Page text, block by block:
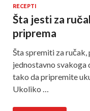
RECEPTI
Šta jesti za
priprema
Šta spremiti za ručak,
jednostavno svakoga
tako da pripremite
Ukoliko …